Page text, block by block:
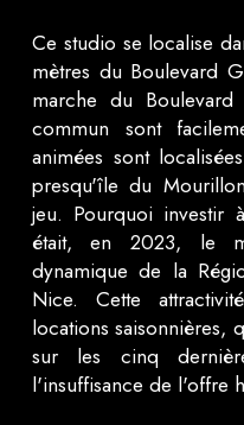
Ce studio se localise
mètres du Boulevard
marche du Boulevard
commun sont
animées sont
presqu'île du
jeu. Pourquoi investir
était, en 2023, le
dynamique de la
Nice. Cette
locations saisonnières,
sur les cinq
l'insuffisance de l'offre